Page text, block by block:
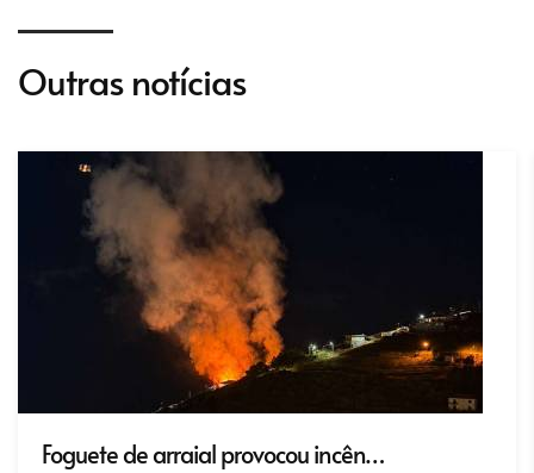
Outras notícias
Foguete de arraial provocou incên…